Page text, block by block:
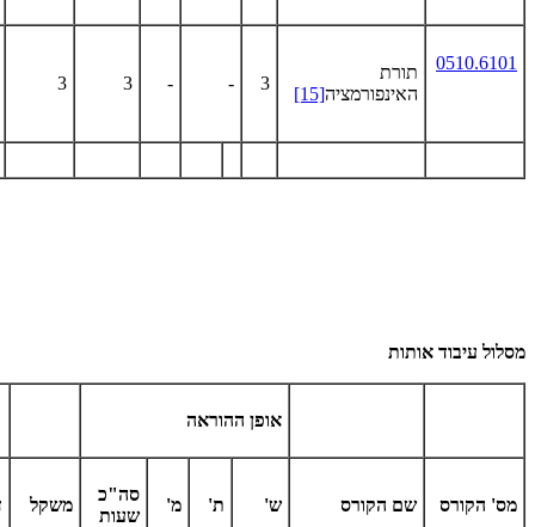
0510.6101
תורת
האינפורמציה[15]
3
-
-
3
3
מסלול עיבוד אותות
אופן ההוראה
מס' הקורס שם הקורס ש' ת' מ'
סה"כ
שעות
משקל